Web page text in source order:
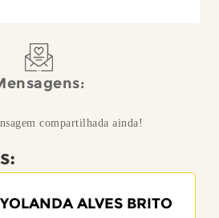
compartilhada ainda!
YOLANDA ALVES BRITO